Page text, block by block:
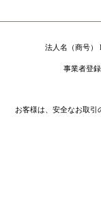
法人名（商号）
事業者登
お客様は、安全なお取